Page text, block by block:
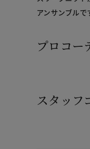
プロコー
スタッフ